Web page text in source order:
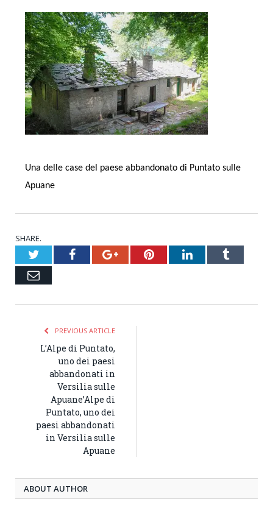
Una delle case del paese abbandonato di Puntato sulle
Apuane
SHARE.
TwitterFacebookGoogle+PinterestLinkedInTumblr
Email
PREVIOUS ARTICLE
L’Alpe di Puntato,
uno dei paesi
abbandonati in
Versilia sulle
Apuane’Alpe di
Puntato, uno dei
paesi abbandonati
in Versilia sulle
Apuane
ABOUT AUTHOR